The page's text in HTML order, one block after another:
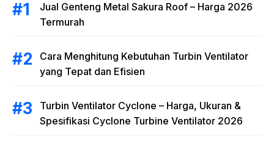
Jual Genteng Metal Sakura Roof – Harga 2026
Termurah
Cara Menghitung Kebutuhan Turbin Ventilator
yang Tepat dan Efisien
Turbin Ventilator Cyclone – Harga, Ukuran &
Spesifikasi Cyclone Turbine Ventilator 2026